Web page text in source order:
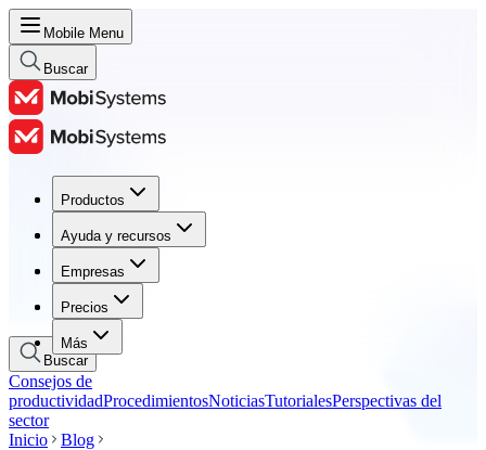
Mobile Menu
Buscar
Productos
Ayuda y recursos
Empresas
Precios
Más
Productos
Ayuda y recursos
Empresas
Precios
Buscar
Consejos de
productividadProcedimientosNoticiasTutorialesPerspectivas del
sector
Inicio
Blog